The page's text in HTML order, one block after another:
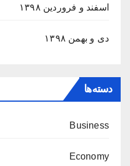
اسفند و فروردین ۱۳۹۸
دی و بهمن ۱۳۹۸
دسته‌ها
Business
Economy